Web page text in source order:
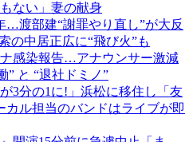
ない」妻の献身
…渡部建“謝罪やり直し”が大反
の中居正広に“飛び火”も
感染報告…アナウンサー激減
” と “退社ドミノ”
3分の1に!」浜松に移住し「友
カル担当のバンドはライブが即